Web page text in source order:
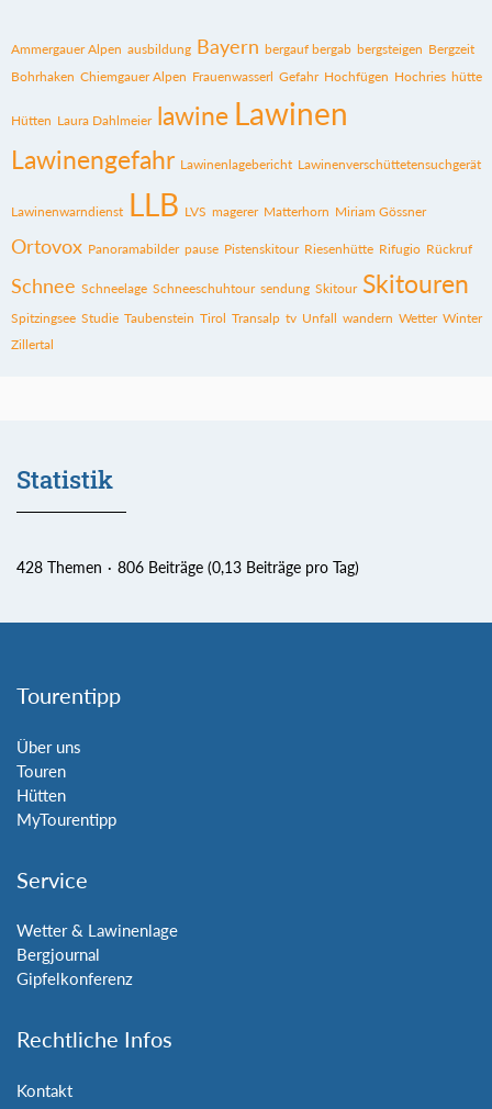
Ammergauer Alpen ausbildung Bayern bergauf bergab bergsteigen Bergzeit
Bohrhaken Chiemgauer Alpen Frauenwasserl Gefahr Hochfügen Hochries hütte
Hütten Laura Dahlmeier lawine Lawinen
Lawinengefahr Lawinenlagebericht Lawinenverschüttetensuchgerät
Lawinenwarndienst LLB LVS magerer Matterhorn Miriam Gössner
Ortovox Panoramabilder pause Pistenskitour Riesenhütte Rifugio Rückruf
Schnee Schneelage Schneeschuhtour sendung Skitour Skitouren
Spitzingsee Studie Taubenstein Tirol Transalp tv Unfall wandern Wetter Winter
Zillertal
Statistik
428 Themen 806 Beiträge (0,13 Beiträge pro Tag)
Tourentipp
Über uns
Touren
Hütten
MyTourentipp
Service
Wetter & Lawinenlage
Bergjournal
Gipfelkonferenz
Rechtliche Infos
Kontakt